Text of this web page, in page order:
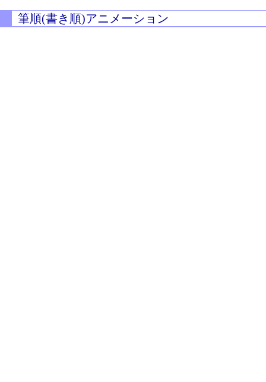
筆順(書き順)アニメーション